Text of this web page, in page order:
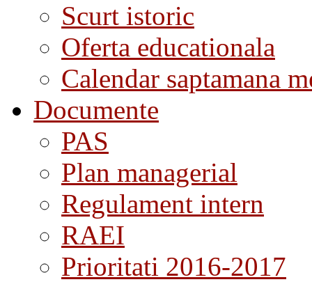
Scurt istoric
Oferta educationala
Calendar saptamana
Documente
PAS
Plan managerial
Regulament intern
RAEI
Prioritati 2016-2017